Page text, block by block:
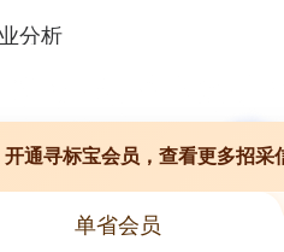
分析
开通寻标宝会员，查看更多招采
单省会员